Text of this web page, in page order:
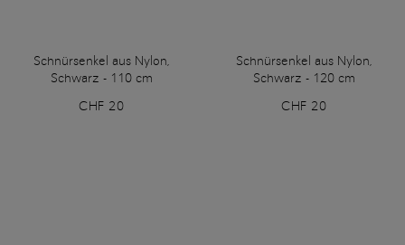
Schnürsenkel aus Nylon,
Schwarz - 110 cm
CHF 20
Schnürsenkel aus Nylon,
Schwarz - 120 cm
CHF 20